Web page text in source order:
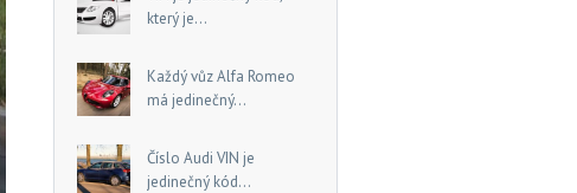
který je...
Každý vůz Alfa Romeo
má jedinečný...
Číslo Audi VIN je
jedinečný kód...